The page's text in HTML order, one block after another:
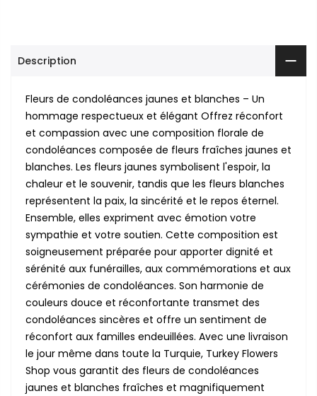
Description
Fleurs de condoléances jaunes et blanches – Un
hommage respectueux et élégant Offrez réconfort
et compassion avec une composition florale de
condoléances composée de fleurs fraîches jaunes et
blanches. Les fleurs jaunes symbolisent l'espoir, la
chaleur et le souvenir, tandis que les fleurs blanches
représentent la paix, la sincérité et le repos éternel.
Ensemble, elles expriment avec émotion votre
sympathie et votre soutien. Cette composition est
soigneusement préparée pour apporter dignité et
sérénité aux funérailles, aux commémorations et aux
cérémonies de condoléances. Son harmonie de
couleurs douce et réconfortante transmet des
condoléances sincères et offre un sentiment de
réconfort aux familles endeuillées. Avec une livraison
le jour même dans toute la Turquie, Turkey Flowers
Shop vous garantit des fleurs de condoléances
jaunes et blanches fraîches et magnifiquement